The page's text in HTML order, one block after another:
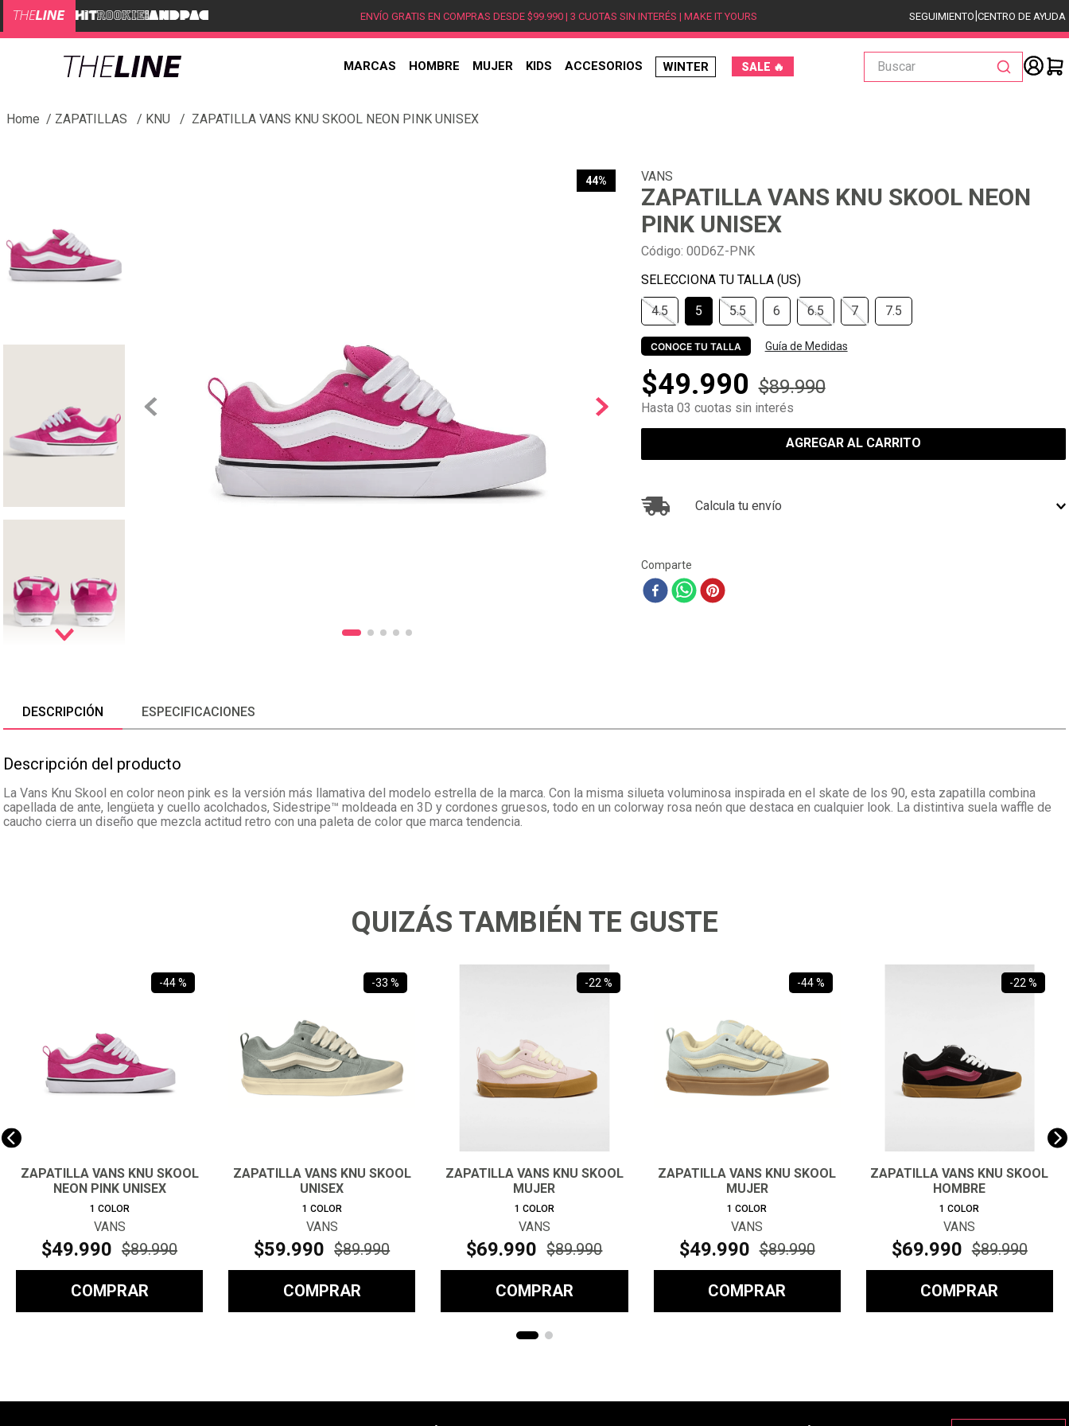
ENVÍO GRATIS EN COMPRAS DESDE $99.990 | 3 CUOTAS SIN INTERÉS | MAKE IT YOURS SEGUIMIENTO|CENTRO DE AYUDA
MARCAS HOMBRE MUJER KIDS ACCESORIOS WINTER SALE 🔥
Buscar
ZAPATILLAS KNU ZAPATILLA VANS KNU SKOOL NEON PINK UNISEX
44% VANS
ZAPATILLA VANS KNU SKOOL NEON
PINK UNISEX
Código: 00D6Z-PNK
4.5 5 5.5 6 6.5 7 7.5
CONOCE TU TALLA Guía de Medidas
$49.990 $89.990
Hasta 03 cuotas sin interés
AGREGAR AL CARRITO
Calcula tu envío
Comparte
DESCRIPCIÓN ESPECIFICACIONES
Descripción del producto
La Vans Knu Skool en color neon pink es la versión más llamativa del modelo estrella de la marca. Con la misma silueta voluminosa inspirada en el skate de los 90, esta zapatilla combina
capellada de ante, lengüeta y cuello acolchados, Sidestripe™ moldeada en 3D y cordones gruesos, todo en un colorway rosa neón que destaca en cualquier look. La distintiva suela waffle de
caucho cierra un diseño que mezcla actitud retro con una paleta de color que marca tendencia.
QUIZÁS TAMBIÉN TE GUSTE
-44 %
ZAPATILLA VANS KNU SKOOL
NEON PINK UNISEX
1 COLOR
VANS
$49.990 $89.990
COMPRAR
-33 %
ZAPATILLA VANS KNU SKOOL
UNISEX
1 COLOR
VANS
$59.990 $89.990
COMPRAR
-22 %
ZAPATILLA VANS KNU SKOOL
MUJER
1 COLOR
VANS
$69.990 $89.990
COMPRAR
-44 %
ZAPATILLA VANS KNU SKOOL
MUJER
1 COLOR
VANS
$49.990 $89.990
COMPRAR
-22 %
ZAPATILLA VANS KNU SKOOL
HOMBRE
1 COLOR
VANS
$69.990 $89.990
COMPRAR